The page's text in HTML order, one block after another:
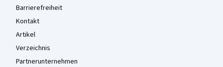
Barrierefreiheit
Kontakt
Artikel
Verzeichnis
Partnerunternehmen